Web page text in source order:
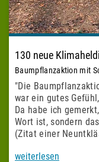
130 neue
Baumpflanzaktion mit
"Die
war ein gutes
Da habe ich
Wort ist, sondern
(Zitat einer
weiterlesen